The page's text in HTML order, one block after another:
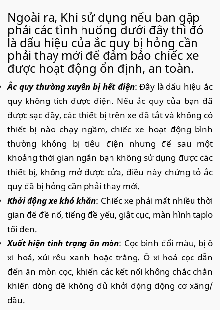
Ngoài ra, Khi sử dụng nếu bạn gặp
phải các tình huống dưới đây thì đó
là dấu hiệu của ắc quy bị hỏng cần
phải thay mới để đảm bảo chiếc xe
được hoạt động ổn định, an toàn.
Ắc quy thường xuyên bị hết điện: Đây là dấu hiệu ắc
quy không tích được điện. Nếu ắc quy của bạn đã
được sạc đầy, các thiết bị trên xe đã tắt và không có
thiết bị nào chạy ngầm, chiếc xe hoạt động bình
thường không bị tiêu điện nhưng để sau một
khoảng thời gian ngắn bạn không sử dụng được các
thiết bị, không mở được cửa, điều này chứng tỏ ắc
quy đã bị hỏng cần phải thay mới.
Khởi động xe khó khăn: Chiếc xe phải mất nhiều thời
gian để đề nổ, tiếng đề yếu, giật cục, màn hình taplo
tối đen.
Xuất hiện tình trạng ăn mòn: Cọc bình đổi màu, bị ô
xi hoá, xủi rêu xanh hoặc trắng. Ô xi hoá cọc dẫn
đến ăn mòn cọc, khiến các kết nối không chắc chắn
khiến dòng đề không đủ khởi động động cơ xăng/
dầu.